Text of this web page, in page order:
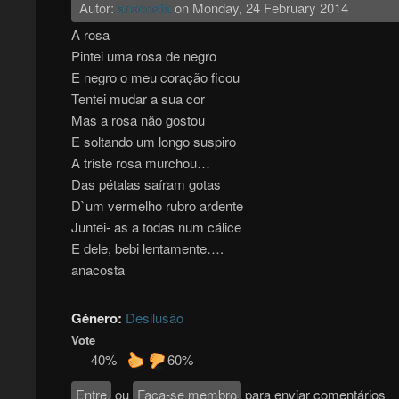
Autor: anacostaon Monday, 24 February 2014
A rosa
Pintei uma rosa de negro
E negro o meu coração ficou
Tentei mudar a sua cor
Mas a rosa não gostou
E soltando um longo suspiro
A triste rosa murchou…
Das pétalas saíram gotas
D`um vermelho rubro ardente
Juntei- as a todas num cálice
E dele, bebi lentamente….
anacosta
Género: Desilusão
Vote
40%
60%
Entre ou Faça-se membro para enviar comentários